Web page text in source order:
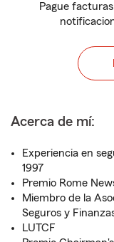
Pague
Acerca de mí:
Experiencia en
1997
Premio Rome
Miembro de la
Seguros y
LUTCF